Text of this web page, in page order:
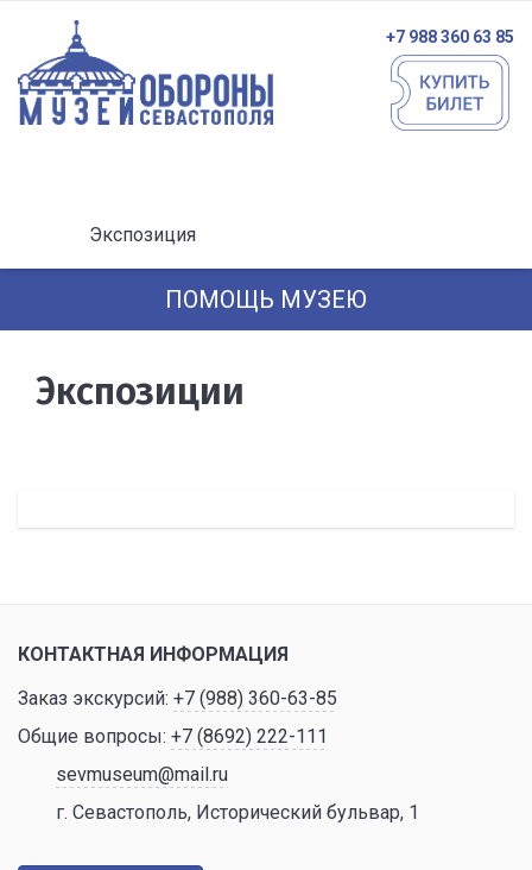
+7 988 360 63 85
Экспозиция
ПОМОЩЬ МУЗЕЮ
Экспозиции
КОНТАКТНАЯ ИНФОРМАЦИЯ
Заказ экскурсий: +7 (988) 360-63-85
Общие вопросы: +7 (8692) 222-111
sevmuseum@mail.ru
г. Севастополь, Исторический бульвар, 1